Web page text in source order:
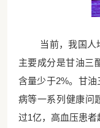
当前，我国人
主要成分是甘油三
含量少于2%。甘
病等一系列健康问
过1亿，高血压患者